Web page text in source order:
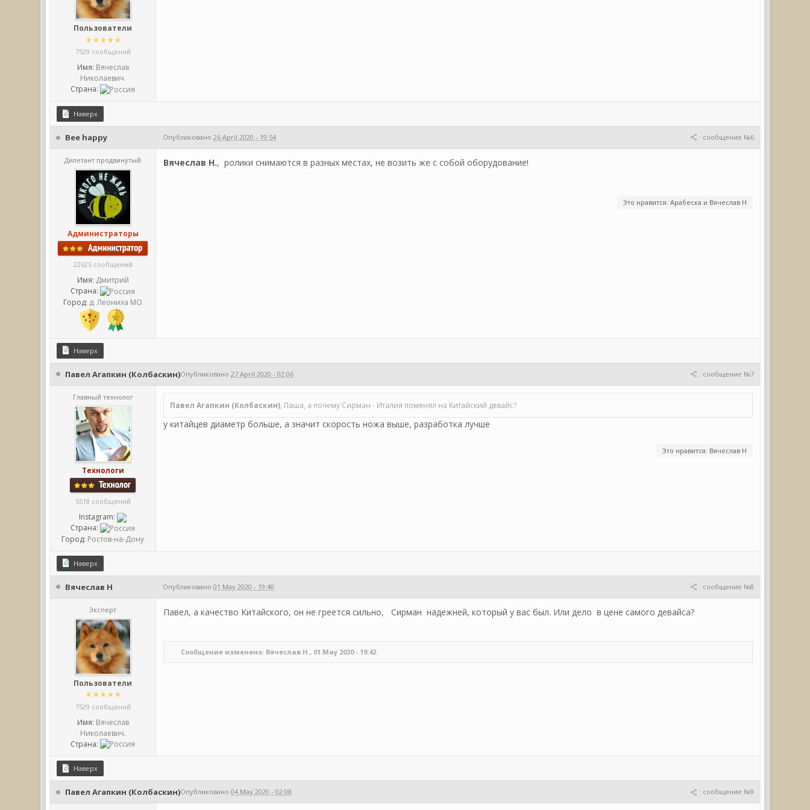
Пользователи
7529 сообщений
Имя: Вячеслав
Николаевич.
Страна:
Наверх
: сообщение №6
Bee happy Опубликовано26 April 2020 - 19:54
Дилетант продвинутый
Администраторы
22625 сообщений
Имя: Дмитрий
Страна:
Город: д. Леониха МО
Вячеслав Н., ролики снимаются в разных местах, не возить же с собой оборудование!
Это нравится: Арабеска и Вячеслав Н
Наверх
: сообщение №7
Павел Агапкин (Колбаскин)Опубликовано27 April 2020 - 02:06
Главный технолог
Технологи
5518 сообщений
Instagram:
Страна:
Город: Ростов-на-Дону
Павел Агапкин (Колбаскин), Паша, а почему Сирман - Италия поменял на Китайский девайс?
у китайцев диаметр больше, а значит скорость ножа выше, разработка лучше
Это нравится: Вячеслав Н
Наверх
: сообщение №8
Вячеслав Н Опубликовано01 May 2020 - 19:40
Эксперт
Пользователи
7529 сообщений
Имя: Вячеслав
Николаевич.
Страна:
Павел, а качество Китайского, он не греется сильно, Сирман надежней, который у вас был. Или дело в цене самого девайса?
Сообщение изменено: Вячеслав Н., 01 May 2020 - 19:42.
Наверх
: сообщение №9
Павел Агапкин (Колбаскин)Опубликовано04 May 2020 - 02:08